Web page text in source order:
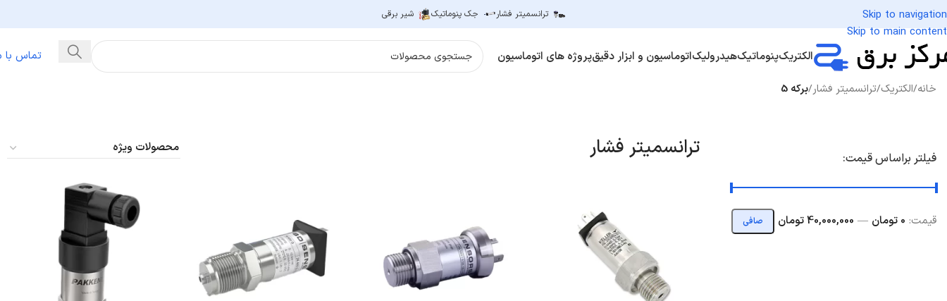
Skip to navigation
Skip to main content
ترانسمیتر فشار جک پنوماتیک شیر برقی
الکتریکپنوماتیکهیدرولیکاتوماسیون و ابزار دقیقپروژه های اتوماسیون تماس با
خانه/الکتریک/ترانسمیتر فشار/برگه 5
فیلتر براساس قیمت:
صافی قيمت: 0 تومان — 40,000,000 تومان
ترانسمیتر فشار